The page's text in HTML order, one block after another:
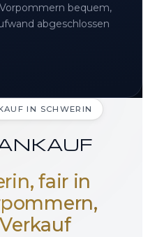
bequem,
abgeschlossen
IN SCHWERIN
fair in